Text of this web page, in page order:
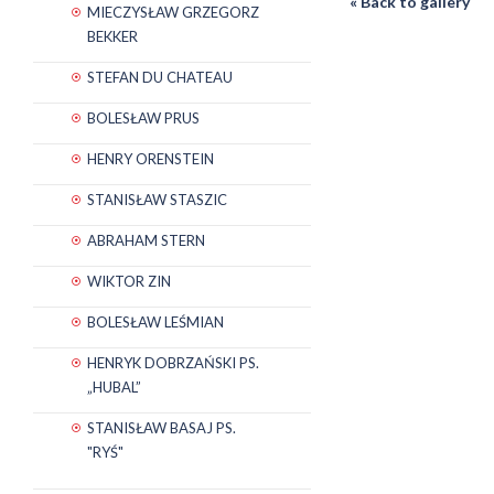
MIECZYSŁAW GRZEGORZ
BEKKER
STEFAN DU CHATEAU
BOLESŁAW PRUS
HENRY ORENSTEIN
STANISŁAW STASZIC
ABRAHAM STERN
WIKTOR ZIN
BOLESŁAW LEŚMIAN
HENRYK DOBRZAŃSKI PS.
„HUBAL”
STANISŁAW BASAJ PS.
"RYŚ"